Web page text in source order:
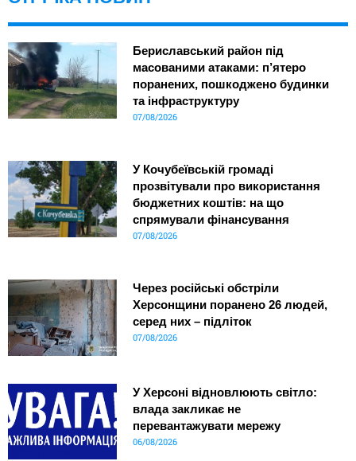
Бериславський район під
масованими атаками: п’ятеро
поранених, пошкоджено будинки
та інфраструктуру
07/08/2026
У Кочубеївській громаді
прозвітували про використання
бюджетних коштів: на що
спрямували фінансування
07/08/2026
Через російські обстріли
Херсонщини поранено 26 людей,
серед них – підліток
07/08/2026
У Херсоні відновлюють світло:
влада закликає не
перевантажувати мережу
06/08/2026